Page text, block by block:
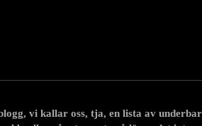
vi kallar oss, tja, en lista av